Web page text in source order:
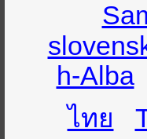
h-Alba
ไทย